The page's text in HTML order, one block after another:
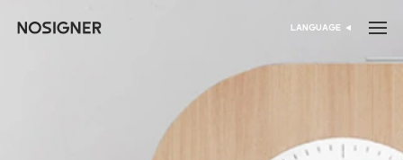
דף הבית בחר שפה
LANGUAGE